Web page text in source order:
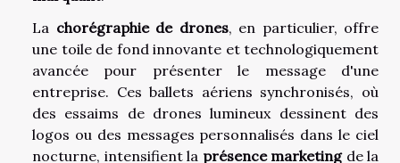
La chorégraphie de drones, en particulier, offre
une toile de fond innovante et technologiquement
avancée pour présenter le message d'une
entreprise. Ces ballets aériens synchronisés, où
des essaims de drones lumineux dessinent des
logos ou des messages personnalisés dans le ciel
nocturne, intensifient la présence marketingde la